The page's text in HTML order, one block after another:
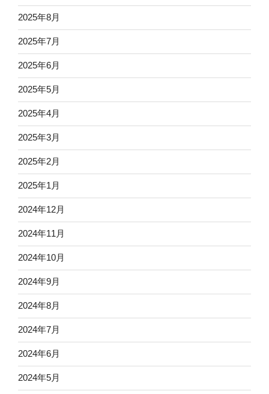
2025年8月
2025年7月
2025年6月
2025年5月
2025年4月
2025年3月
2025年2月
2025年1月
2024年12月
2024年11月
2024年10月
2024年9月
2024年8月
2024年7月
2024年6月
2024年5月